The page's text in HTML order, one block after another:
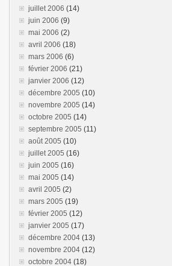
juillet 2006 (14)
juin 2006 (9)
mai 2006 (2)
avril 2006 (18)
mars 2006 (6)
février 2006 (21)
janvier 2006 (12)
décembre 2005 (10)
novembre 2005 (14)
octobre 2005 (14)
septembre 2005 (11)
août 2005 (10)
juillet 2005 (16)
juin 2005 (16)
mai 2005 (14)
avril 2005 (2)
mars 2005 (19)
février 2005 (12)
janvier 2005 (17)
décembre 2004 (13)
novembre 2004 (12)
octobre 2004 (18)